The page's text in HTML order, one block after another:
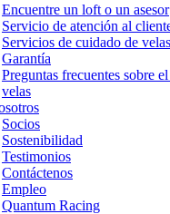
Encuentre un loft o un asesor
Servicio de atención al
Servicios de cuidado de velas
Garantía
Preguntas frecuentes sobre
velas
Socios
Sostenibilidad
Testimonios
Contáctenos
Empleo
Quantum Racing